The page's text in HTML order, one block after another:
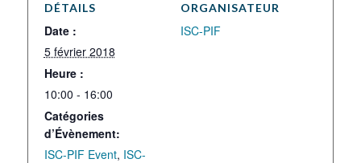
DÉTAILS
Date :
5 février 2018
Heure :
10:00 - 16:00
Catégories
d’Évènement:
ISC-PIF Event, ISC-
ORGANISATEUR
ISC-PIF